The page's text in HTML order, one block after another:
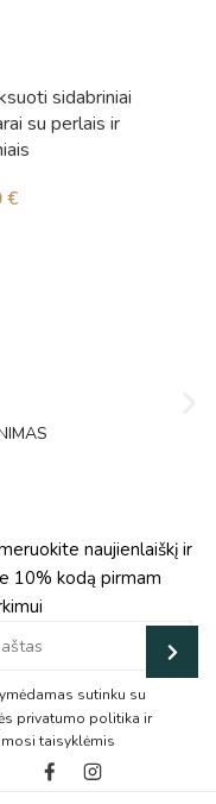
sidabriniai
su perlais ir
€
naujienlaiškį ir
10% kodą pirmam
sutinku su
privatumo politika ir
taisyklėmis